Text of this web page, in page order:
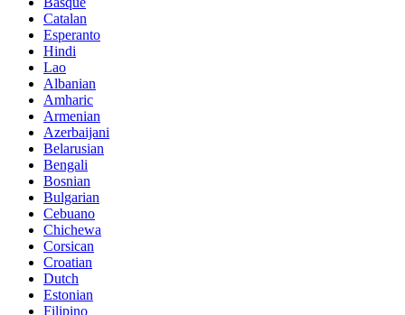
Catalan
Esperanto
Hindi
Lao
Albanian
Amharic
Armenian
Azerbaijani
Belarusian
Bengali
Bosnian
Bulgarian
Cebuano
Chichewa
Corsican
Croatian
Dutch
Estonian
Filipino